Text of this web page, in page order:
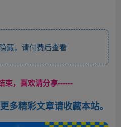
藏，请付费后查看
束，喜欢请分享------
多精彩文章请收藏本站。